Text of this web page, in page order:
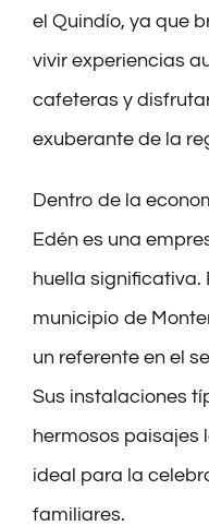
el Quindío, ya que
vivir experiencias
cafeteras y
exuberante de la
Dentro de la
Edén es una
huella significativa.
municipio de
un referente en el
Sus instalaciones
hermosos paisajes
ideal para la
familiares.